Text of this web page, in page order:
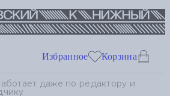
Избранное Корзина